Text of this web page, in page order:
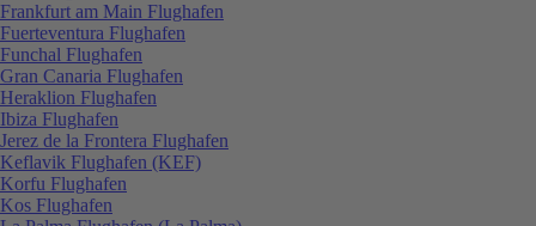
Frankfurt am Main Flughafen
Fuerteventura Flughafen
Funchal Flughafen
Gran Canaria Flughafen
Heraklion Flughafen
Ibiza Flughafen
Jerez de la Frontera Flughafen
Keflavik Flughafen (KEF)
Korfu Flughafen
Kos Flughafen